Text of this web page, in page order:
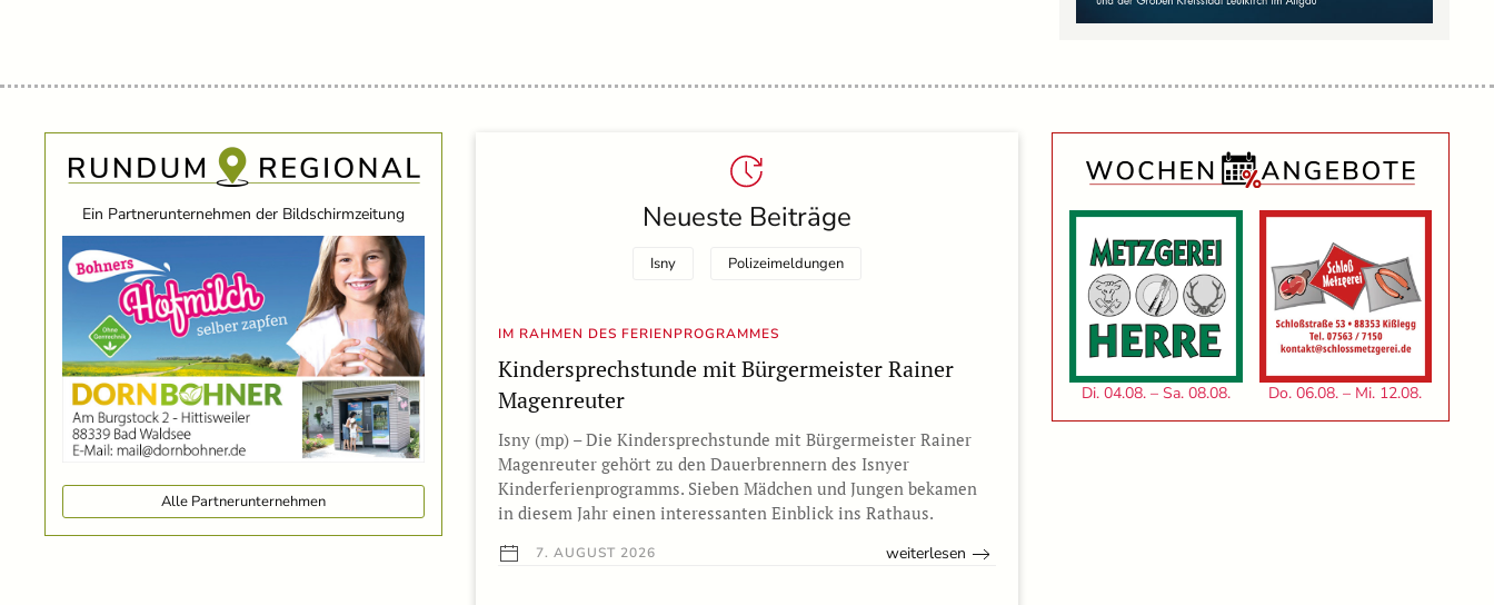
Neueste Beiträge
Isny Polizeimeldungen
IM RAHMEN DES FERIENPROGRAMMES
Kindersprechstunde mit Bürgermeister Rainer
Magenreuter
Isny (mp) – Die Kindersprechstunde mit Bürgermeister Rainer
Magenreuter gehört zu den Dauerbrennern des Isnyer
Kinderferienprogramms. Sieben Mädchen und Jungen bekamen
in diesem Jahr einen interessanten Einblick ins Rathaus.
7. AUGUST 2026 weiterlesen
Ein Partnerunternehmen der Bildschirmzeitung
Alle Partnerunternehmen
Di. 04.08. – Sa. 08.08. Do. 06.08. – Mi. 12.08.